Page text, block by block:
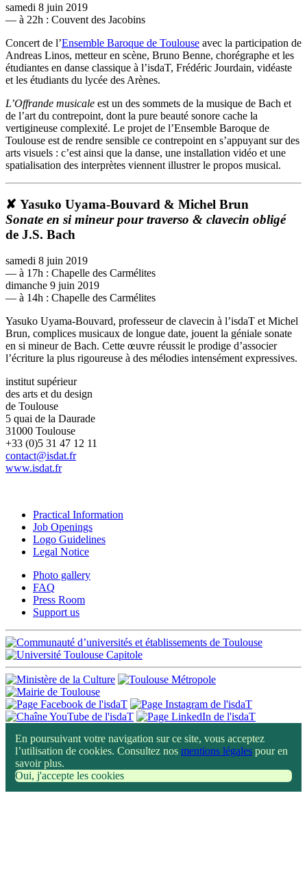
samedi 8 juin 2019
— à 22h : Couvent des Jacobins
Concert de l’Ensemble Baroque de Toulouse avec la participation de
Andreas Linos, metteur en scène, Bruno Benne, chorégraphe et les
étudiantes en danse classique à l’isdaT, Frédéric Jourdain, vidéaste
et les étudiants du lycée des Arènes.
L’Offrande musicale est un des sommets de la musique de Bach et
de l’art du contrepoint, dont la pure beauté sonore cache la
vertigineuse complexité. Le projet de l’Ensemble Baroque de
Toulouse est de rendre sensible ce contrepoint en s’appuyant sur des
arts visuels : c’est ainsi que la danse, une installation vidéo et une
spatialisation des interprètes viennent illustrer le propos musical.
✘ Yasuko Uyama-Bouvard & Michel Brun
Sonate en si mineur pour traverso & clavecin obligé
de J.S. Bach
samedi 8 juin 2019
— à 17h : Chapelle des Carmélites
dimanche 9 juin 2019
— à 14h : Chapelle des Carmélites
Yasuko Uyama-Bouvard, professeur de clavecin à l’isdaT et Michel
Brun, complices musicaux de longue date, jouent la géniale sonate
en si mineur de Bach. Cette œuvre réussit le prodige d’associer
l’écriture la plus rigoureuse à des mélodies intensément expressives.
institut supérieur
des arts et du design
de Toulouse
5 quai de la Daurade
31000 Toulouse
+33 (0)5 31 47 12 11
contact@isdat.fr
www.isdat.fr
Practical Information
Job Openings
Logo Guidelines
Legal Notice
Photo gallery
FAQ
Press Room
Support us
En poursuivant votre navigation sur ce site, vous acceptez
l’utilisation de cookies. Consultez nos mentions légales pour en
savoir plus.
Oui, j'accepte les cookies